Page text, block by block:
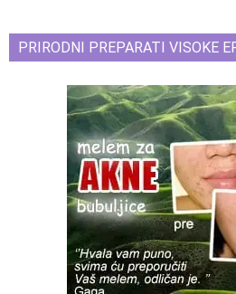
PRIRODNI PREPARATI VISOKE